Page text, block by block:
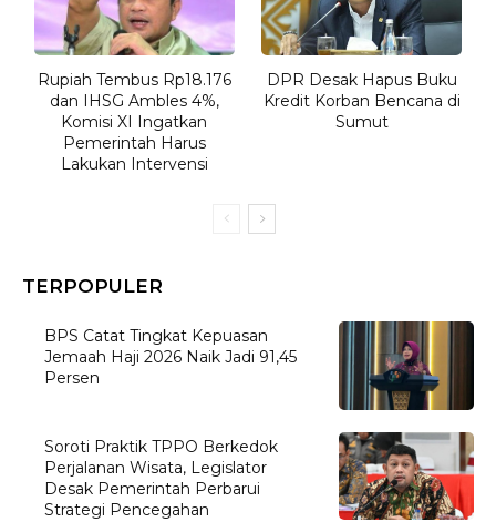
Rupiah Tembus Rp18.176
dan IHSG Ambles 4%,
Komisi XI Ingatkan
Pemerintah Harus
Lakukan Intervensi
DPR Desak Hapus Buku
Kredit Korban Bencana di
Sumut
TERPOPULER
BPS Catat Tingkat Kepuasan
Jemaah Haji 2026 Naik Jadi 91,45
Persen
Soroti Praktik TPPO Berkedok
Perjalanan Wisata, Legislator
Desak Pemerintah Perbarui
Strategi Pencegahan